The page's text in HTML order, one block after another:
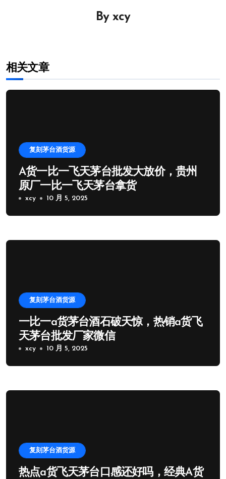
By xcy
相关文章
复刻茅台酒货源
A货一比一飞天茅台批发大放价，贵州
原厂一比一飞天茅台拿货
xcy 10 月 5, 2025
复刻茅台酒货源
一比一a货茅台酒石破天惊，热销a货飞
天茅台批发厂家微信
xcy 10 月 5, 2025
复刻茅台酒货源
热点a货飞天茅台口感还好吗，经典A货